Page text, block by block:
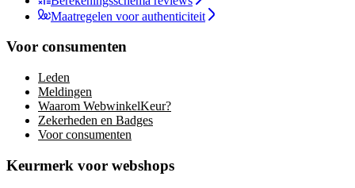
Maatregelen voor authenticiteit
Voor consumenten
Leden
Meldingen
Waarom WebwinkelKeur?
Zekerheden en Badges
Voor consumenten
Keurmerk voor webshops